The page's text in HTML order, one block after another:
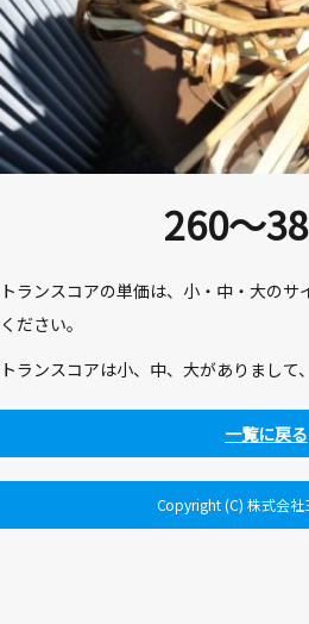
260～
トランスコアの単価は、小・中・大の
ください。
トランスコアは小、中、大がありまして
一覧に戻る
Copyright (C) 株式会社